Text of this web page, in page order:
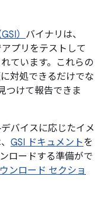
） バイナリは、
プリをテストして
ています。これらの
対処できるだけでな
つけて報告できま
バイスに応じたイメ
GSI ドキュメントを
ロードする準備がで
ンロード セクショ